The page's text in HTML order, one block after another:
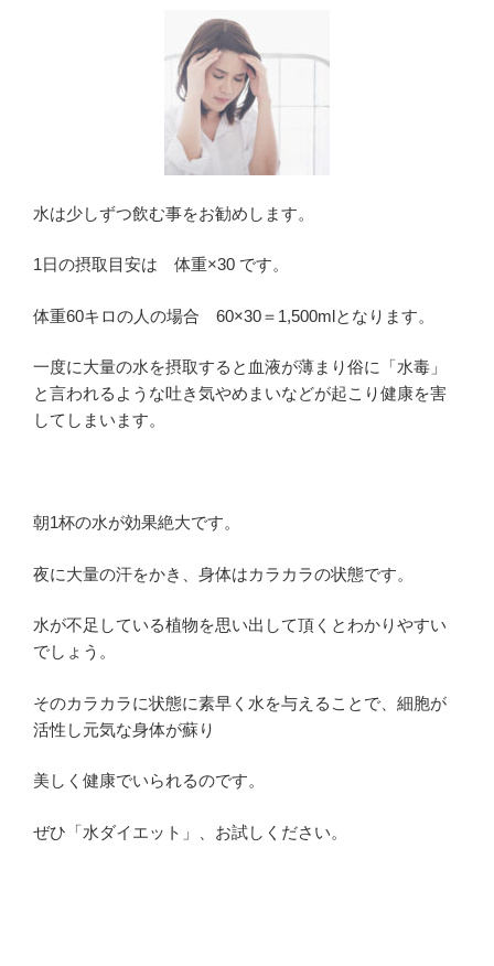
水は少しずつ飲む事をお勧めします。
1日の摂取目安は 体重×30 です。
体重60キロの人の場合 60×30＝1,500mlとなります。
一度に大量の水を摂取すると血液が薄まり俗に「水毒」
と言われるような吐き気やめまいなどが起こり健康を害
してしまいます。
朝1杯の水が効果絶大です。
夜に大量の汗をかき、身体はカラカラの状態です。
水が不足している植物を思い出して頂くとわかりやすい
でしょう。
そのカラカラに状態に素早く水を与えることで、細胞が
活性し元気な身体が蘇り
美しく健康でいられるのです。
ぜひ「水ダイエット」、お試しください。